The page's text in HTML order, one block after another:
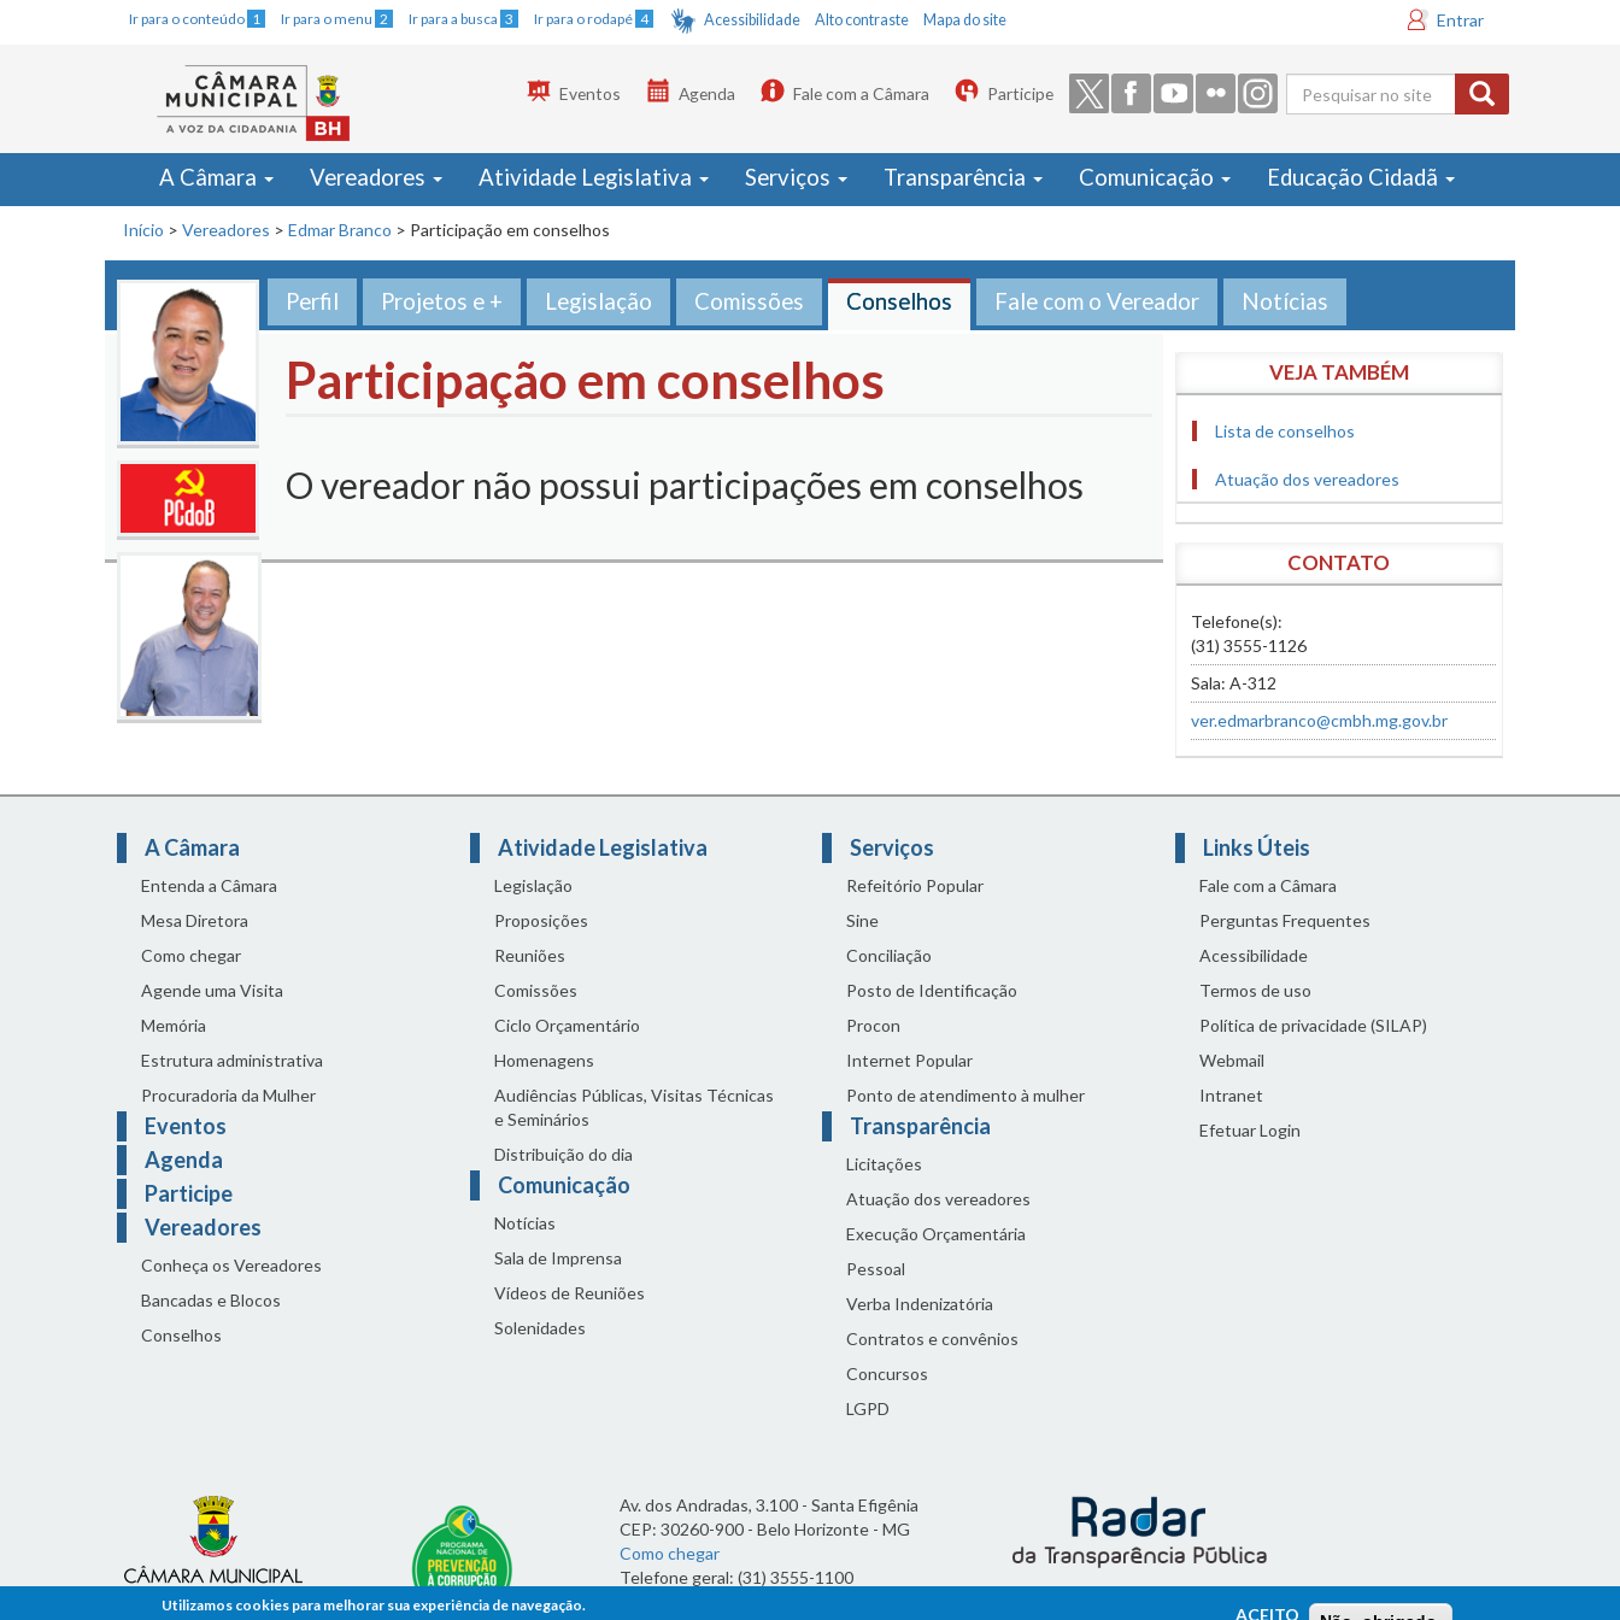
Ir para o conteúdo 1 Ir para o menu 2 Ir para a busca 3 Ir para o rodapé 4 Acessibilidade Alto contraste Mapa do site Entrar
Formulário
de busca
Eventos Agenda Fale com a Câmara Participe
A Câmara Vereadores Atividade Legislativa Serviços Transparência Comunicação Educação Cidadã
Início > Vereadores > Edmar Branco > Participação em conselhos
Perfil Projetos e + Legislação Comissões Conselhos Fale com o Vereador Notícias
Participação em conselhos
O vereador não possui participações em conselhos
VEJA TAMBÉM
Lista de conselhos
Atuação dos vereadores
CONTATO
Telefone(s):
(31) 3555-1126
Sala: A-312
ver.edmarbranco@cmbh.mg.gov.br
A Câmara
Entenda a Câmara
Mesa Diretora
Como chegar
Agende uma Visita
Memória
Estrutura administrativa
Procuradoria da Mulher
Eventos
Agenda
Participe
Vereadores
Conheça os Vereadores
Bancadas e Blocos
Conselhos
Atividade Legislativa
Legislação
Proposições
Reuniões
Comissões
Ciclo Orçamentário
Homenagens
Audiências Públicas, Visitas Técnicas
e Seminários
Distribuição do dia
Comunicação
Notícias
Sala de Imprensa
Vídeos de Reuniões
Solenidades
Serviços
Refeitório Popular
Sine
Conciliação
Posto de Identificação
Procon
Internet Popular
Ponto de atendimento à mulher
Transparência
Licitações
Atuação dos vereadores
Execução Orçamentária
Pessoal
Verba Indenizatória
Contratos e convênios
Concursos
LGPD
Links Úteis
Fale com a Câmara
Perguntas Frequentes
Acessibilidade
Termos de uso
Política de privacidade (SILAP)
Webmail
Intranet
Efetuar Login
Av. dos Andradas, 3.100 - Santa Efigênia
CEP: 30260-900 - Belo Horizonte - MG
Como chegar
Telefone geral: (31) 3555-1100
Utilizamos cookies para melhorar sua experiência de navegação. ACEITO